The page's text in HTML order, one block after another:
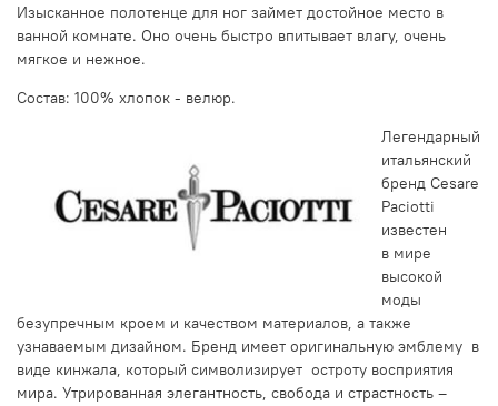
Изысканное полотенце для ног займет достойное место в
ванной комнате. Оно очень быстро впитывает влагу, очень
мягкое и нежное.
Состав: 100% хлопок - велюр.
Легендарный
итальянский
бренд Cesare
Paciotti
известен
в мире
высокой
моды
безупречным кроем и качеством материалов, а также
узнаваемым дизайном. Бренд имеет оригинальную эмблему в
виде кинжала, который символизирует остроту восприятия
мира. Утрированная элегантность, свобода и страстность –